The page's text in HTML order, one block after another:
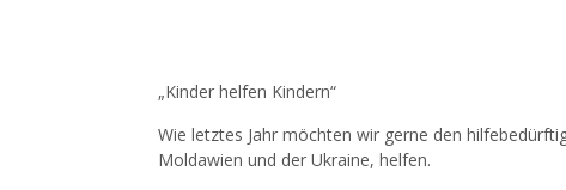
„Kinder helfen Kindern“
Wie letztes Jahr möchten wir gerne den
Moldawien und der Ukraine, helfen.